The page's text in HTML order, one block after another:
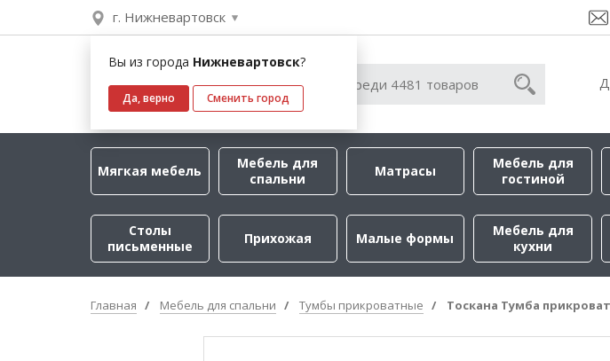
г. Нижневартовск
Вы из города Нижневартовск?
Да, верно Сменить город
Мягкая мебель
Мебель для
спальни
Матрасы
Мебель для
гостиной
Столы
письменные
Прихожая Малые формы
Мебель для
кухни
Главная Мебель для спальни Тумбы прикроватные Тоскана Тумба